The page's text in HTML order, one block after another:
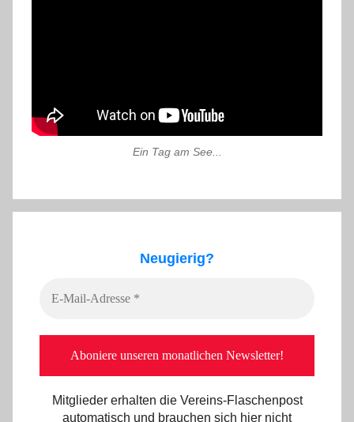
Ein Tag am See...
Neugierig?
Mitglieder erhalten die Vereins-Flaschenpost
automatisch und brauchen sich hier nicht